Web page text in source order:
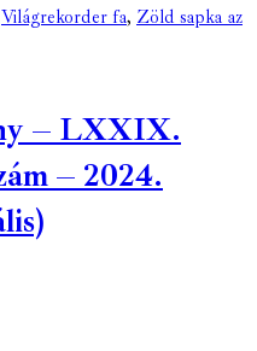
Világrekorder fa, Zöld sapka az
– LXXIX.
– 2024.